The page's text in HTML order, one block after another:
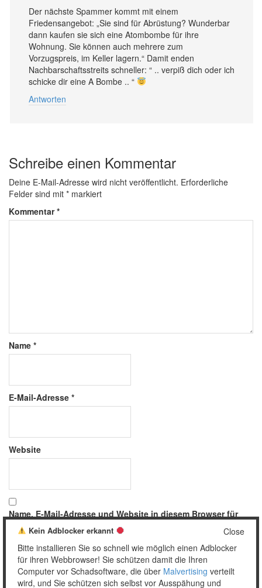
Der nächste Spammer kommt mit einem
Friedensangebot: „Sie sind für Abrüstung? Wunderbar
dann kaufen sie sich eine Atombombe für ihre
Wohnung. Sie können auch mehrere zum
Vorzugspreis, im Keller lagern.“ Damit enden
Nachbarschaftsstreits schneller: “ .. verpiß dich oder ich
schicke dir eine A Bombe .. “
Antworten
Schreibe einen Kommentar
Deine E-Mail-Adresse wird nicht veröffentlicht. Erforderliche
Felder sind mit * markiert
Kommentar*
Name *
E-Mail-Adresse *
Website
Name, E-Mail-Adresse und Website in diesem Browser für
meinen nächsten Kommentar speichern.
Close
Kein Adblocker erkannt
Bitte installieren Sie so schnell wie möglich einen Adblocker
für ihren Webbrowser! Sie schützen damit die Ihren
Computer vor Schadsoftware, die über Malvertising verteilt
wird, und Sie schützen sich selbst vor Ausspähung und